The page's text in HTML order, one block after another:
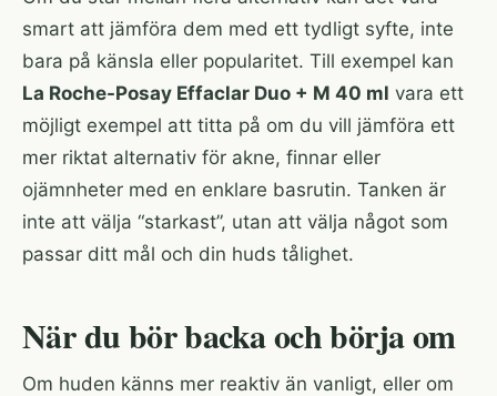
smart att jämföra dem med ett tydligt syfte, inte
bara på känsla eller popularitet. Till exempel kan
La Roche-Posay Effaclar Duo + M 40 ml vara ett
möjligt exempel att titta på om du vill jämföra ett
mer riktat alternativ för akne, finnar eller
ojämnheter med en enklare basrutin. Tanken är
inte att välja “starkast”, utan att välja något som
passar ditt mål och din huds tålighet.
När du bör backa och börja om
Om huden känns mer reaktiv än vanligt, eller om